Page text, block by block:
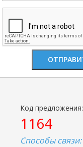
Код предложения:
1164
Способы связи: